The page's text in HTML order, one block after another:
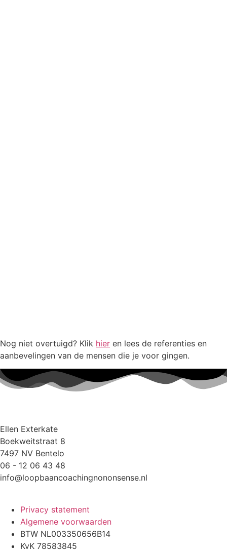
Nog niet overtuigd? Klik hier en lees de referenties en
aanbevelingen van de mensen die je voor gingen.
Ellen Exterkate
Boekweitstraat 8
7497 NV Bentelo
06 - 12 06 43 48
info@loopbaancoachingnononsense.nl
Privacy statement
Algemene voorwaarden
BTW NL003350656B14
KvK 78583845